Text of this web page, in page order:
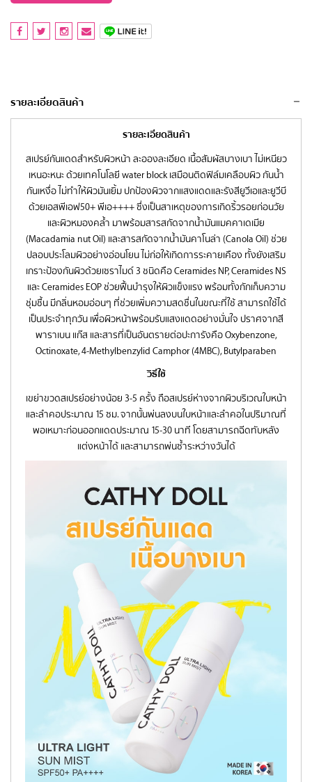
รายละเอียดสินค้า
รายละเอียดสินค้า
สเปรย์กันแดดสำหรับผิวหน้า ละอองละเอียด เนื้อสัมผัสบางเบา ไม่เหนียว
เหนอะหนะ ด้วยเทคโนโลยี water block เสมือนติดฟิล์มเคลือบผิว กันน้ำ
กันเหงื่อ ไม่ทำให้ผิวมันเยิ้ม ปกป้องผิวจากแสงแดดและรังสียูวีเอและยูวีบี
ด้วยเอสพีเอฟ50+ พีเอ++++ ซึ่งเป็นสาเหตุของการเกิดริ้วรอยก่อนวัย
และผิวหมองคล้ำ มาพร้อมสารสกัดจากน้ำมันแมคคาเดเมีย
(Macadamia nut Oil) และสารสกัดจากน้ำมันคาโนล่า (Canola Oil) ช่วย
ปลอบประโลมผิวอย่างอ่อนโยน ไม่ก่อให้เกิดการระคายเคือง ทั้งยังเสริม
เกราะป้องกันผิวด้วยเซราไมด์ 3 ชนิดคือ Ceramides NP, Ceramides NS
และ Ceramides EOP ช่วยฟื้นบำรุงให้ผิวแข็งแรง พร้อมทั้งกักเก็บความ
ชุ่มชื้น มีกลิ่นหอมอ่อนๆ ที่ช่วยเพิ่มความสดชื่นในขณะที่ใช้ สามารถใช้ได้
เป็นประจำทุกวัน เพื่อผิวหน้าพร้อมรับแสงแดดอย่างมั่นใจ ปราศจากสี
พาราเบน แก๊ส และสารที่เป็นอันตรายต่อปะการังคือ Oxybenzone,
Octinoxate, 4-Methylbenzylid Camphor (4MBC), Butylparaben
วิธีใช้
เขย่าขวดสเปรย์อย่างน้อย 3-5 ครั้ง ถือสเปรย์ห่างจากผิวบริเวณใบหน้า
และลำคอประมาณ 15 ซม. จากนั้นพ่นลงบนใบหน้าและลำคอในปริมาณที่
พอเหมาะก่อนออกแดดประมาณ 15-30 นาที โดยสามารถฉีดทับหลัง
แต่งหน้าได้ และสามารถพ่นซ้ำระหว่างวันได้